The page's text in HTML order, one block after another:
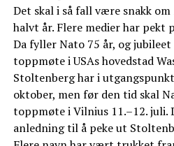
Det skal i så fall være snakk
halvt år. Flere medier har pekt
Da fyller Nato 75 år, og jubileet
toppmøte i USAs hovedstad
Stoltenberg har i
oktober, men før den tid skal
toppmøte i Vilnius 11.–12.
anledning til å peke ut